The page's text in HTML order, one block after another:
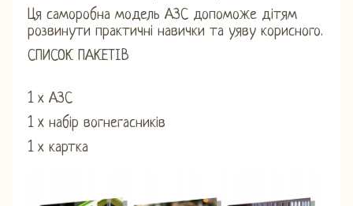
Ця саморобна модель АЗС допоможе дітям
розвинути практичні навички та уяву корисного.
СПИСОК ПАКЕТІВ
1 х АЗС
1 x набір вогнегасників
1 х картка